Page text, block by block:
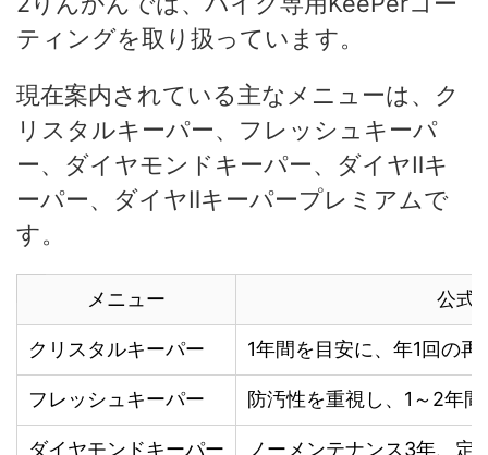
ティングを取り扱っています。
現在案内されている主なメニューは、ク
リスタルキーパー、フレッシュキーパ
ー、ダイヤモンドキーパー、ダイヤⅡキ
ーパー、ダイヤⅡキーパープレミアムで
す。
メニュー 公式
クリスタルキーパー 1年間を目安に、年1回の再
フレッシュキーパー 防汚性を重視し、1～2年
ダイヤモンドキーパー ノーメンテナンス3年、定